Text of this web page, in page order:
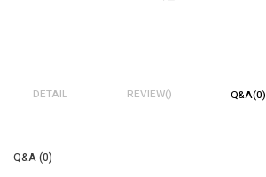
DETAIL REVIEW() Q&A(0)
Q&A (0)